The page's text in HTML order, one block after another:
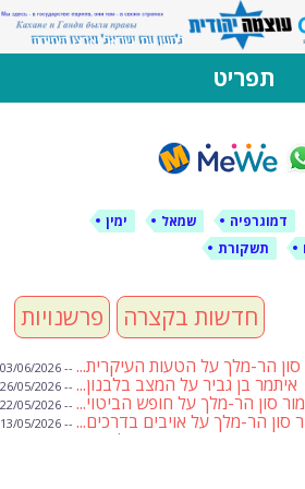
יהודיתתפריט
דמוגרפיה שמאל
ימין
תשקורת
פרשנויות חדשות בקצרה
סון הר-מלך על הטעות העיקרית... -- 03/06/2026
איתמר בן גביר על המצב בלבנון... -- 26/05/2026
סון הר-מלך על חופש הביטוי... -- 22/05/2026
סון הר-מלך על אויבים בדרכים... -- 13/05/2026
שבועת אמונים לדעאש